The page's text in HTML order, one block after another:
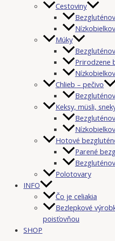
Cestoviny
Múky
Prirodzene
Chlieb – pečivo
Keksy, müsli,
Hotové
Parené
Polotovary
INFO
Čo je celiakia
Bezlepkové
poisťovňou
SHOP